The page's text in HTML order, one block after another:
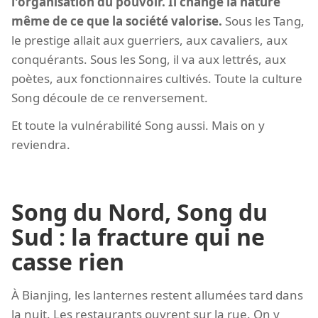
même de ce que la société valorise. Sous les Tang,
le prestige allait aux guerriers, aux cavaliers, aux
conquérants. Sous les Song, il va aux lettrés, aux
poètes, aux fonctionnaires cultivés. Toute la culture
Song découle de ce renversement.
Et toute la vulnérabilité Song aussi. Mais on y
reviendra.
Song du Nord, Song du
Sud : la fracture qui ne
casse rien
À Bianjing, les lanternes restent allumées tard dans
la nuit. Les restaurants ouvrent sur la rue. On y